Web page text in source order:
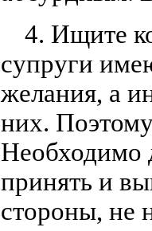
4. Ищите
супруги
желания, а
них. Поэтому
Необходимо
принять и
стороны, не